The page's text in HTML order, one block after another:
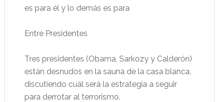
es para él y lo demás es para
Entre Presidentes
Tres presidentes (Obama, Sarkozy y Calderón)
están desnudos en la sauna de la casa blanca,
discutiendo cuál será la estrategia a seguir
para derrotar al terrorismo.